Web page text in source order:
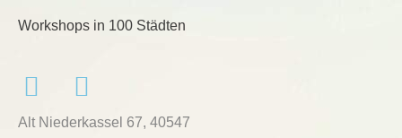
Workshops in 100 Städten
Alt Niederkassel 67, 40547